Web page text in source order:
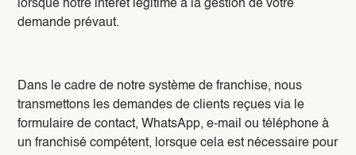
lorsque notre intérêt légitime à la gestion de votre
demande prévaut.
Dans le cadre de notre système de franchise, nous
transmettons les demandes de clients reçues via le
formulaire de contact, WhatsApp, e-mail ou téléphone à
un franchisé compétent, lorsque cela est nécessaire pour